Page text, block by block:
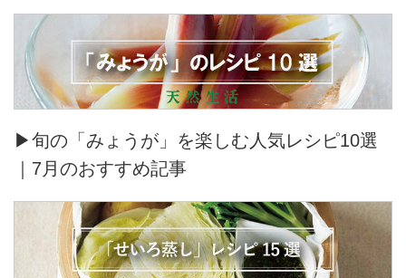
▶旬の「みょうが」を楽しむ人気レシピ10選
｜7月のおすすめ記事